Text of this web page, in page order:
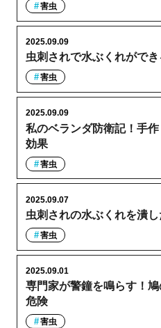
害虫
虫刺されで水ぶくれがで
2025.09.09
害虫
私のベランダ防衛記！手
効果
2025.09.09
害虫
虫刺されの水ぶくれを潰
2025.09.07
害虫
専門家が警鐘を鳴らす！
危険
2025.09.01
害虫